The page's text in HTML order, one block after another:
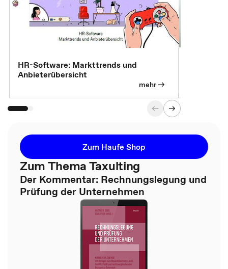
HR-Software: Markttrends und
Anbieterübersicht
mehr
Zum Haufe Shop
Zum Thema Taxulting
Der Kommentar: Rechnungslegung und
Prüfung der Unternehmen